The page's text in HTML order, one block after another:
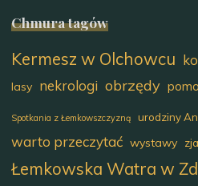
Chmura tagów
Kermesz w Olchowcu
lasy nekrologi obrzędy
Spotkania z Łemkowszczyzną urodziny
warto przeczytać wystawy
Łemkowska Watra w